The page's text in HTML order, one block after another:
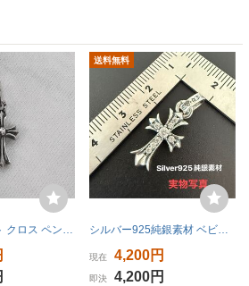
ベビーファット クロス ペンダントトップ シルバーシルバー925
送料無料
シルバー925純銀素材 ベビーファットシルバー アクセサリー シルバー ペンダント 刻印あり ネックレス トップ クロス 新品
現在 4,200円
即決 4,200円